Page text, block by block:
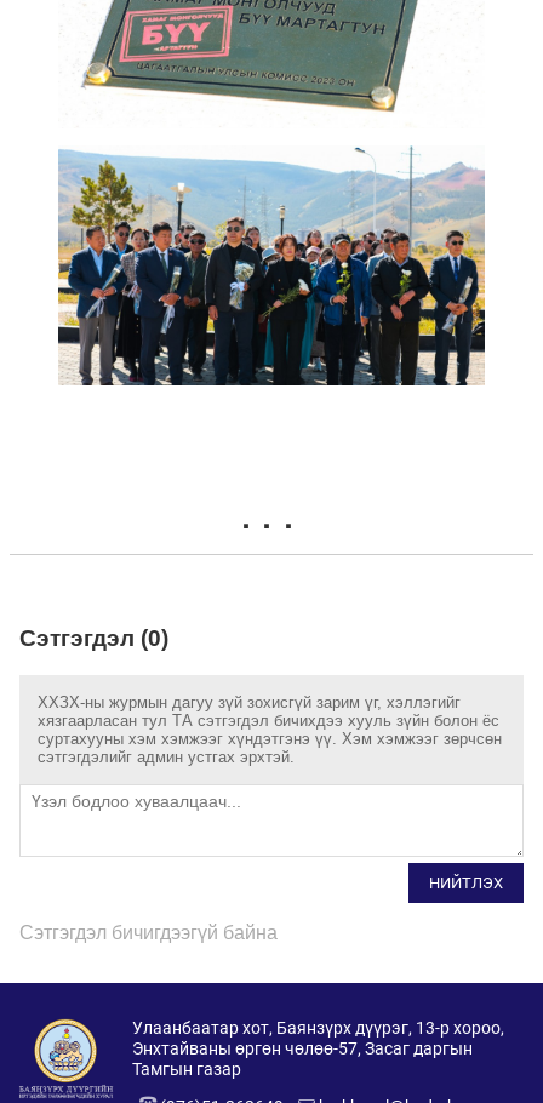
Сэтгэгдэл (0)
ХХЗХ-ны журмын дагуу зүй зохисгүй зарим үг, хэллэгийг
хязгаарласан тул ТА сэтгэгдэл бичихдээ хууль зүйн болон ёс
суртахууны хэм хэмжээг хүндэтгэнэ үү. Хэм хэмжээг зөрчсөн
сэтгэгдэлийг админ устгах эрхтэй.
НИЙТЛЭХ
Сэтгэгдэл бичигдээгүй байна
Улаанбаатар хот, Баянзүрх дүүрэг, 13-р хороо,
Энхтайваны өргөн чөлөө-57, Засаг даргын
Тамгын газар